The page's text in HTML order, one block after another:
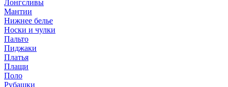
Лонгсливы
Мантии
Нижнее белье
Носки и чулки
Пальто
Пиджаки
Платья
Плащи
Поло
Рубашки